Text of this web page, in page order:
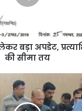
बड़ा अपडेट,
की सीमा तय